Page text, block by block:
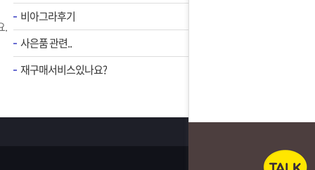
.
비아그라후기
사은품 관련..
재구매서비스있나요?